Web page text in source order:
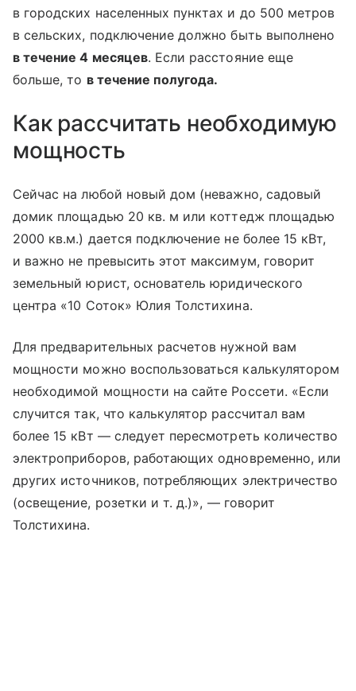
в городских населенных пунктах и до 500 метров
в сельских, подключение должно быть выполнено
в течение 4 месяцев. Если расстояние еще
больше, то в течение полугода.
Как рассчитать необходимую
мощность
Сейчас на любой новый дом (неважно, садовый
домик площадью 20 кв. м или коттедж площадью
2000 кв.м.) дается подключение не более 15 кВт,
и важно не превысить этот максимум, говорит
земельный юрист, основатель юридического
центра «10 Соток» Юлия Толстихина.
Для предварительных расчетов нужной вам
мощности можно воспользоваться калькулятором
необходимой мощности на сайте Россети. «Если
случится так, что калькулятор рассчитал вам
более 15 кВт — следует пересмотреть количество
электроприборов, работающих одновременно, или
других источников, потребляющих электричество
(освещение, розетки и т. д.)», — говорит
Толстихина.